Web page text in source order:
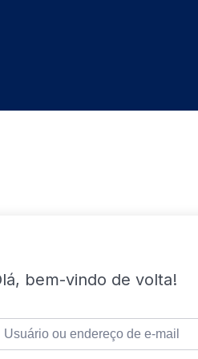
bem-vindo de volta!